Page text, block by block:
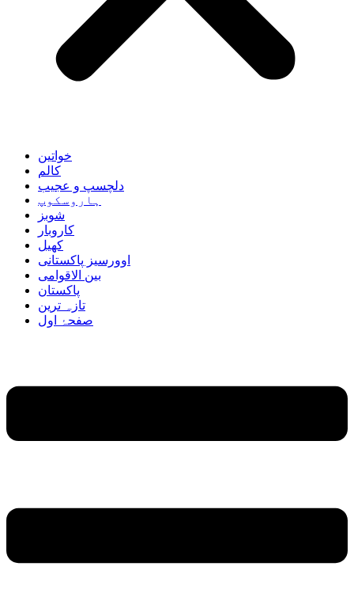
خواتین
کالم
دلچسپ و عجیب
ہاروسکوپ
شوبز
کاروبار
کھیل
اوورسیز پاکستانی
بین الاقوامی
پاکستان
تازہ ترین
صفحۂ اول